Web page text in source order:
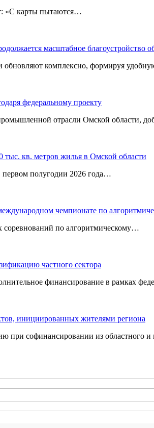
карты пытаются…
масштабное благоустройство
обновляют комплексно, формируя
федеральному проекту
отрасли Омской области,
кв. метров жилья в Омской области
первом полугодии 2026 года…
чемпионате по
по алгоритмическому…
частного сектора
финансирование в рамках
инициированных жителями региона
при софинансировании из областного